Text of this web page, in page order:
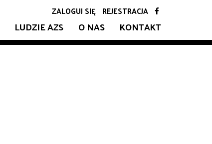
ZALOGUJ SIĘ REJESTRACJA
LUDZIE AZS O NAS KONTAKT